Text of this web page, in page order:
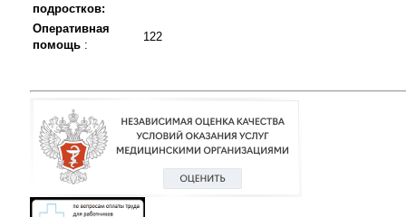
подростков:
Оперативная
помощь :
122